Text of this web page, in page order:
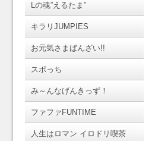
Lの魂”えるたま”
キラリJUMPIES
お元気さまばんざい!!
スポっち
み～んなげんきっず！
ファファFUNTIME
人生はロマン イロドリ喫茶